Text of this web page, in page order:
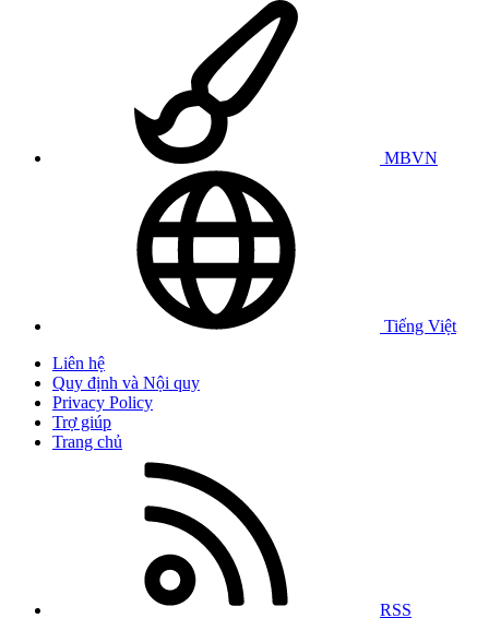
MBVN
Tiếng Việt
Liên hệ
Quy định và Nội quy
Privacy Policy
Trợ giúp
Trang chủ
RSS